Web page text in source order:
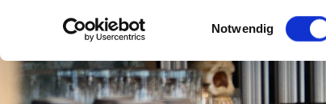
Einwilligungsauswahl
Notwendig